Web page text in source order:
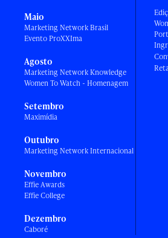
Maio
Marketing Network Brasil
Evento ProXXIma
Agosto
Marketing Network Knowledge
Women To Watch - Homenagem
Setembro
Maximídia
Outubro
Marketing Network Internacional
Novembro
Effie Awards
Effie College
Dezembro
Caboré